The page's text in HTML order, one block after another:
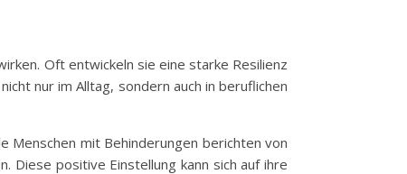
Oft entwickeln sie eine starke Resilienz
nur im Alltag, sondern auch in beruflichen
Menschen mit Behinderungen berichten von
Diese positive Einstellung kann sich auf ihre